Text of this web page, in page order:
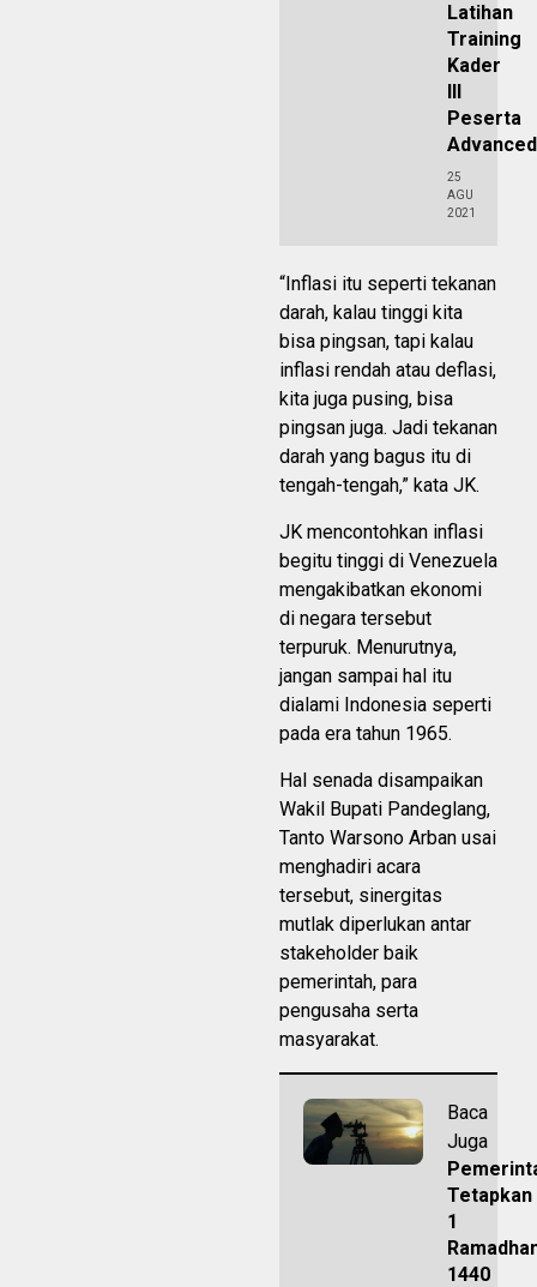
Latihan
Training
Kader
Peserta
Advanced
25
AGU
2021
“Inflasi itu seperti tekanan
darah, kalau tinggi kita
bisa pingsan, tapi kalau
inflasi rendah atau deflasi,
kita juga pusing, bisa
pingsan juga. Jadi tekanan
darah yang bagus itu di
tengah-tengah,” kata JK.
JK mencontohkan inflasi
begitu tinggi di Venezuela
mengakibatkan ekonomi
di negara tersebut
terpuruk. Menurutnya,
jangan sampai hal itu
dialami Indonesia seperti
pada era tahun 1965.
Hal senada disampaikan
Wakil Bupati Pandeglang,
Tanto Warsono Arban usai
menghadiri acara
tersebut, sinergitas
mutlak diperlukan antar
stakeholder baik
pemerintah, para
pengusaha serta
masyarakat.
Baca
Juga
Tetapkan
1
1440